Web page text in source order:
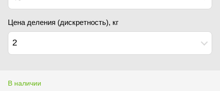
Цена деления (дискретность), кг
2
В наличии